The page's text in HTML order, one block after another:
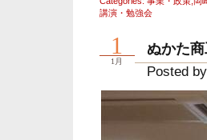
講演・勉強会
ぬかた
Posted
1
1月